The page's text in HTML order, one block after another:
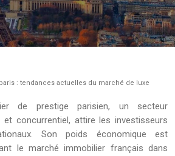
: tendances actuelles du marché de luxe
de prestige parisien, un secteur
et concurrentiel, attire les investisseurs
Son poids économique est
le marché immobilier français dans